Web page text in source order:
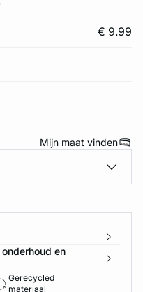
€ 9.99
Mijn maat vinden
en
Gerecycled
materiaal